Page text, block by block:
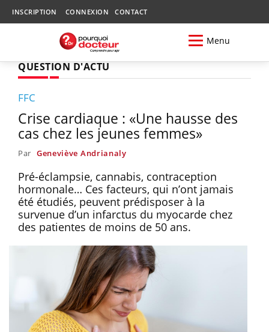
INSCRIPTION CONNEXION CONTACT
Menu
QUESTION D'ACTU
FFC
Crise cardiaque : «Une hausse des
cas chez les jeunes femmes»
Par Geneviève Andrianaly
Pré-éclampsie, cannabis, contraception
hormonale… Ces facteurs, qui n’ont jamais
été étudiés, peuvent prédisposer à la
survenue d’un infarctus du myocarde chez
des patientes de moins de 50 ans.